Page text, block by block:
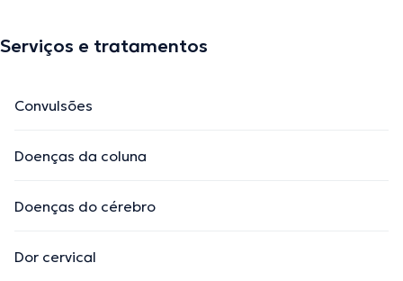
Serviços e tratamentos
Convulsões
Doenças da coluna
Doenças do cérebro
Dor cervical